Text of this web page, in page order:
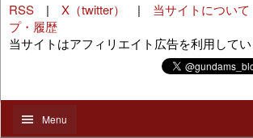
RSS | X（twitter） | 当サイトについて
プ・履歴
当サイトはアフィリエイト広告を利用してい
Menu